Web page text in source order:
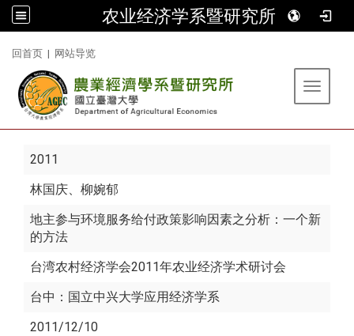
农业经济学系暨研究所
回首页 | 网站导览
Toggle
2011
林国庆、柳婉郁
地主参与环境服务给付政策影响因素之分析：一个新
的方法
台湾农村经济学会2011年农业经济学术研讨会
台中：国立中兴大学应用经济学系
2011/12/10